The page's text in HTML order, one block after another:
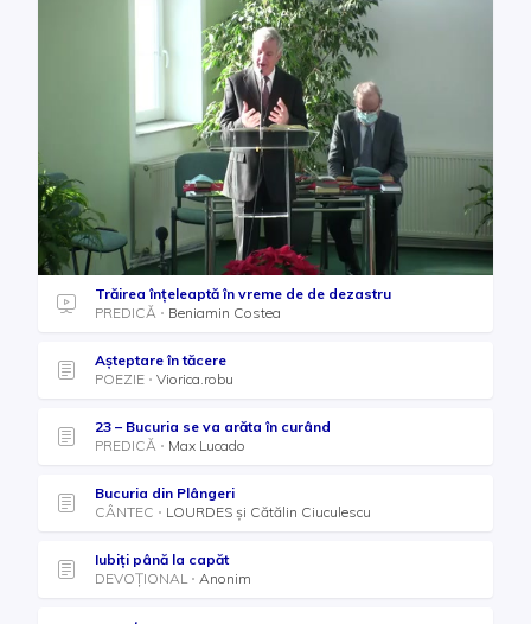
Trăirea înțeleaptă în vreme de de dezastru
PREDICĂ
Beniamin Costea
Așteptare în tăcere
POEZIE
Viorica.robu
23 – Bucuria se va arăta în curând
PREDICĂ
Max Lucado
Bucuria din Plângeri
CÂNTEC
LOURDES și Cătălin Ciuculescu
Iubiți până la capăt
DEVOȚIONAL
Anonim